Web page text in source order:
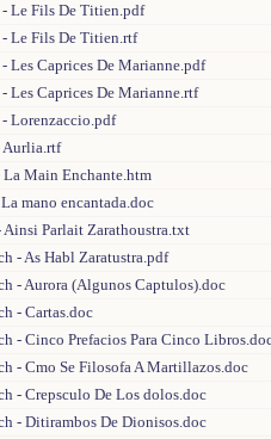
Le Fils De Titien.pdf
Le Fils De Titien.rtf
Les Caprices De Marianne.pdf
Les Caprices De Marianne.rtf
Lorenzaccio.pdf
Aurlia.rtf
La Main Enchante.htm
mano encantada.doc
Ainsi Parlait Zarathoustra.txt
- As Habl Zaratustra.pdf
- Aurora (Algunos Captulos).doc
- Cartas.doc
- Cinco Prefacios Para Cinco
- Cmo Se Filosofa A Martillazos.doc
- Crepsculo De Los dolos.doc
- Ditirambos De Dionisos.doc